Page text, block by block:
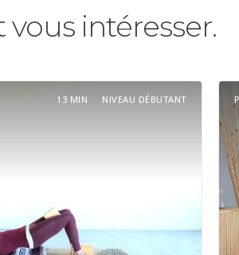
intéresser.
13 MIN NIVEAU DÉBUTANT